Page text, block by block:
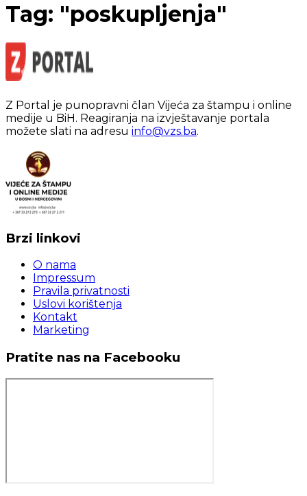
Tag: "poskupljenja"
Z Portal je punopravni član Vijeća za štampu i online
medije u BiH. Reagiranja na izvještavanje portala
možete slati na adresu info@vzs.ba.
Brzi linkovi
O nama
Impressum
Pravila privatnosti
Uslovi korištenja
Kontakt
Marketing
Pratite nas na Facebooku